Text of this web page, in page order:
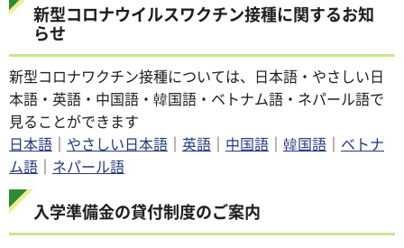
新型コロナウイルスワクチン接種に関するお知
らせ
新型コロナワクチン接種については、日本語・やさしい日
本語・英語・中国語・韓国語・ベトナム語・ネパール語で
見ることができます
日本語 ｜ やさしい日本語 ｜ 英語 ｜ 中国語 ｜ 韓国語 ｜ ベトナ
ム語 ｜ ネパール語
入学準備金の貸付制度のご案内